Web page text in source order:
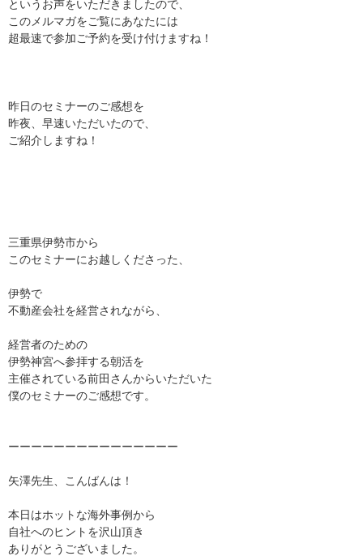
というお声をいただきましたので、
このメルマガをご覧にあなたには
超最速で参加ご予約を受け付けますね！
昨日のセミナーのご感想を
昨夜、早速いただいたので、
ご紹介しますね！
三重県伊勢市から
このセミナーにお越しくださった、
伊勢で
不動産会社を経営されながら、
経営者のための
伊勢神宮へ参拝する朝活を
主催されている前田さんからいただいた
僕のセミナーのご感想です。
ーーーーーーーーーーーーーーー
矢澤先生、こんばんは！
本日はホットな海外事例から
自社へのヒントを沢山頂き
ありがとうございました。